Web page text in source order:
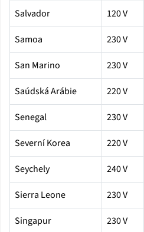
Salvador 120 V
Samoa
230 V
San Marino
230 V
Saúdská Arábie
220 V
Senegal
230 V
Severní Korea
220 V
Seychely
240 V
Sierra Leone
230 V
Singapur
230 V